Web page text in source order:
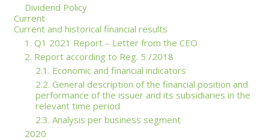
Dividend Policy
Current
Current and historical financial results
1. Q1 2021 Report – Letter from the CEO
2. Report according to Reg. 5 /2018
2.1. Economic and financial indicators
2.2. General description of the financial position and
performance of the issuer and its subsidiaries in the
relevant time period
2.3. Analysis per business segment
2020